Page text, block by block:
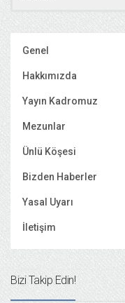
Genel
Hakkımızda
Yayın Kadromuz
Mezunlar
Ünlü Köşesi
Bizden Haberler
Yasal Uyarı
İletişim
Bizi Takip Edin!